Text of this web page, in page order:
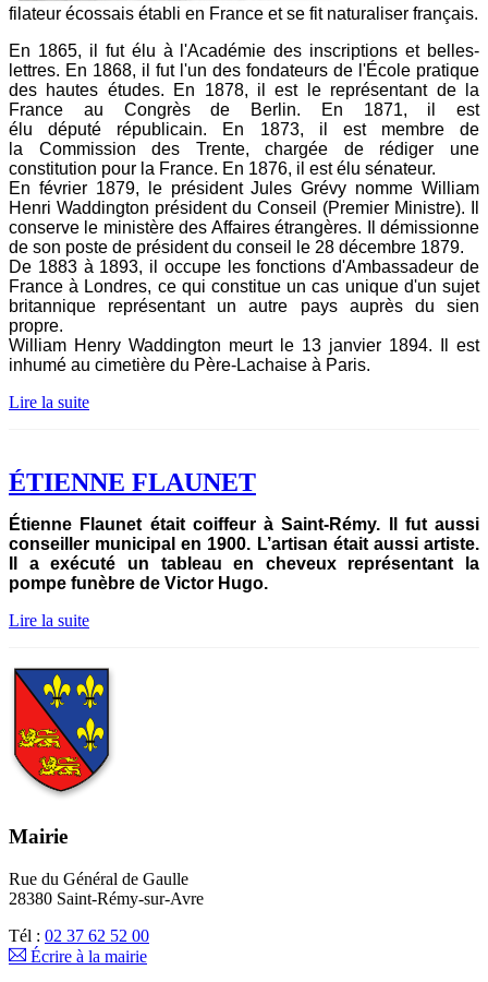
filateur écossais établi en France et se fit naturaliser français.
En 1865, il fut élu à l'Académie des inscriptions et belles-
lettres. En 1868, il fut l'un des fondateurs de l'École pratique
des hautes études. En 1878, il est le représentant de la
France au Congrès de Berlin. En 1871, il est
élu député républicain. En 1873, il est membre de
la Commission des Trente, chargée de rédiger une
constitution pour la France. En 1876, il est élu sénateur.
En février 1879, le président Jules Grévy nomme William
Henri Waddington président du Conseil (Premier Ministre). Il
conserve le ministère des Affaires étrangères. Il démissionne
de son poste de président du conseil le 28 décembre 1879.
De 1883 à 1893, il occupe les fonctions d'Ambassadeur de
France à Londres, ce qui constitue un cas unique d'un sujet
britannique représentant un autre pays auprès du sien
propre.
William Henry Waddington meurt le 13 janvier 1894. Il est
inhumé au cimetière du Père-Lachaise à Paris.
Lire la suite
ÉTIENNE FLAUNET
Étienne Flaunet était coiffeur à Saint-Rémy. Il fut aussi
conseiller municipal en 1900. L’artisan était aussi artiste.
Il a exécuté un tableau en cheveux représentant la
pompe funèbre de Victor Hugo.
Lire la suite
Mairie
Rue du Général de Gaulle
28380 Saint-Rémy-sur-Avre
Tél : 02 37 62 52 00
Écrire à la mairie